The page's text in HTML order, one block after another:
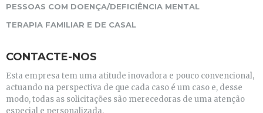
PESSOAS COM DOENÇA/DEFICIÊNCIA MENTAL
TERAPIA FAMILIAR E DE CASAL
CONTACTE-NOS
Esta empresa tem uma atitude inovadora e pouco convencional,
actuando na perspectiva de que cada caso é um caso e, desse
modo, todas as solicitações são merecedoras de uma atenção
especial e personalizada.